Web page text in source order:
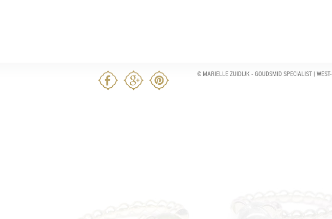
© MARIELLE ZUIDIJK - GOUDSMID SPECIALIST |